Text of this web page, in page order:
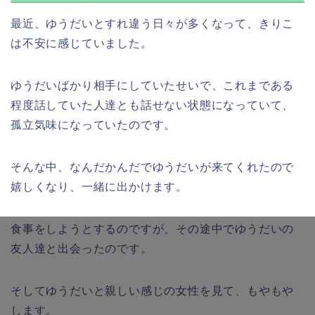
最近、ゆうだいとすれ違う日々が多くなって、きりこ
は不安に感じていました。
ゆうだいばかり相手にしていたせいで、これまである
程度話していた人達とも話せない状態になっていて、
孤立気味になっていたのです。
そんな中、なんだかんだでゆうだいが来てくれたので
嬉しくなり、一緒に出かけます。
食事をしようとするのですが、その途中でゆうだいの
友人達と出会ったのです。
そしてゆうだいと親しい感じの女性を見て、もやもや
します。